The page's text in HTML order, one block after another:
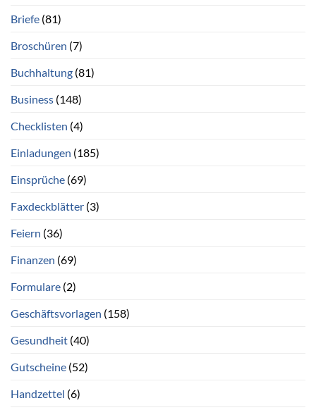
Briefe (81)
Broschüren (7)
Buchhaltung (81)
Business (148)
Checklisten (4)
Einladungen (185)
Einsprüche (69)
Faxdeckblätter (3)
Feiern (36)
Finanzen (69)
Formulare (2)
Geschäftsvorlagen (158)
Gesundheit (40)
Gutscheine (52)
Handzettel (6)